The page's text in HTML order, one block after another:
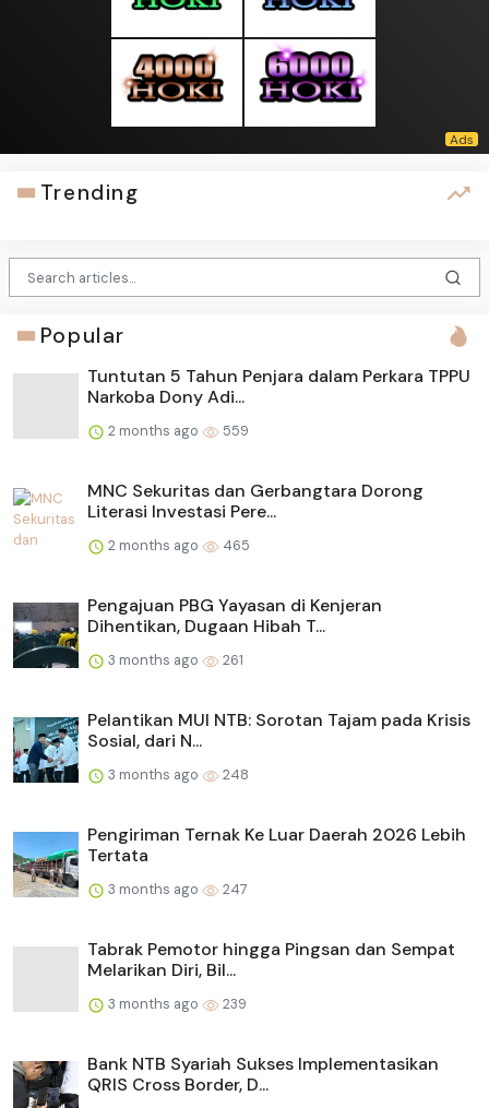
Trending
Popular
Tuntutan 5 Tahun Penjara dalam Perkara TPPU
Narkoba Dony Adi...
2 months ago 559
MNC Sekuritas dan Gerbangtara Dorong
Literasi Investasi Pere...
2 months ago 465
Pengajuan PBG Yayasan di Kenjeran
Dihentikan, Dugaan Hibah T...
3 months ago 261
Pelantikan MUI NTB: Sorotan Tajam pada Krisis
Sosial, dari N...
3 months ago 248
Pengiriman Ternak Ke Luar Daerah 2026 Lebih
Tertata
3 months ago 247
Tabrak Pemotor hingga Pingsan dan Sempat
Melarikan Diri, Bil...
3 months ago 239
Bank NTB Syariah Sukses Implementasikan
QRIS Cross Border, D...